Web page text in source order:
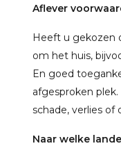
Aflever
Heeft u gekozen
om het huis,
En goed
afgesproken
schade, verlies of
Naar welke